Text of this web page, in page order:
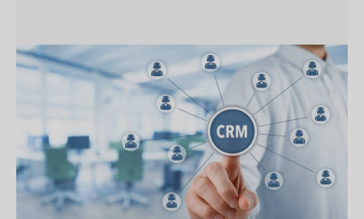
MARKETING DIGITAL
A importância do CRM para seu
negócio
A importância do CRM para seu negócio